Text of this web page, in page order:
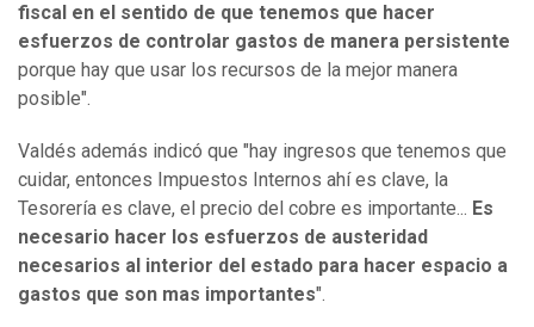
fiscal en el sentido de que tenemos que hacer
esfuerzos de controlar gastos de manera persistente
porque hay que usar los recursos de la mejor manera
posible".
Valdés además indicó que "hay ingresos que tenemos que
cuidar, entonces Impuestos Internos ahí es clave, la
Tesorería es clave, el precio del cobre es importante... Es
necesario hacer los esfuerzos de austeridad
necesarios al interior del estado para hacer espacio a
gastos que son mas importantes".